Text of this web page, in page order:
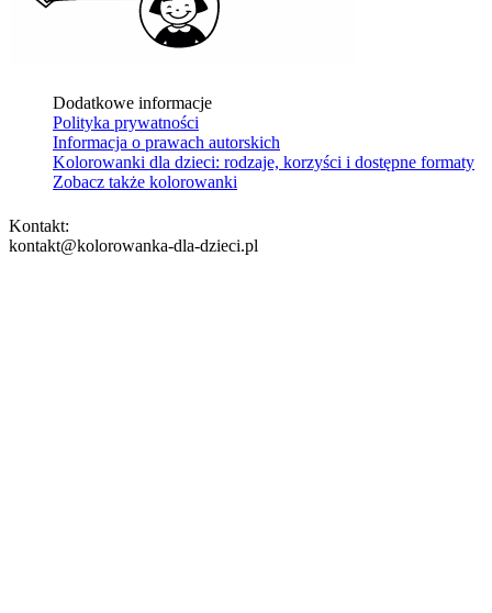
Dodatkowe informacje
Polityka prywatności
Informacja o prawach autorskich
Kolorowanki dla dzieci: rodzaje, korzyści i dostępne formaty
Zobacz także kolorowanki
Kontakt:
kontakt@kolorowanka-dla-dzieci.pl